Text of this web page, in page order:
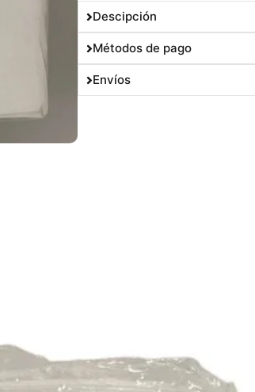
Descipción
Métodos de pago
Envíos